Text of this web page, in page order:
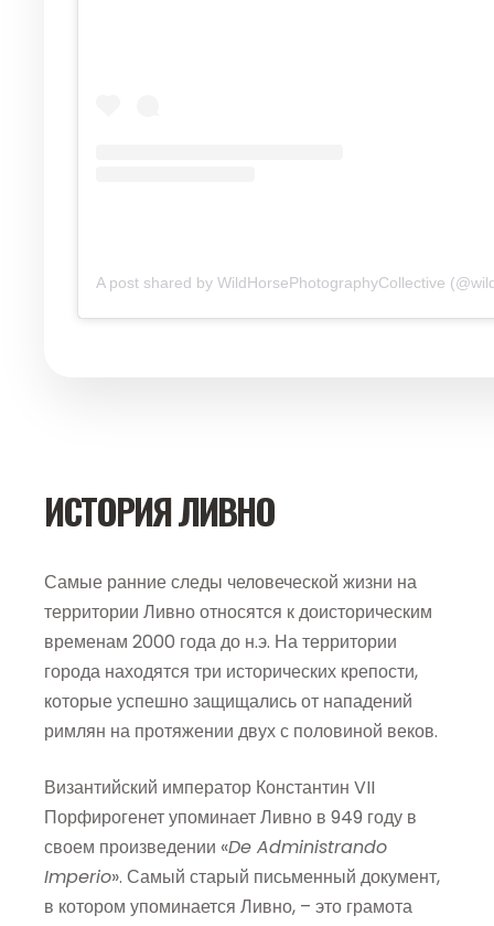
ИСТОРИЯ ЛИВНО
Самые ранние следы человеческой жизни на
территории Ливно относятся к доисторическим
временам 2000 года до н.э. На территории
города находятся три исторических крепости,
которые успешно защищались от нападений
римлян на протяжении двух с половиной веков.
Византийский император Константин VII
Порфирогенет упоминает Ливно в 949 году в
своем произведении «De Administrando
Imperio». Самый старый письменный документ,
в котором упоминается Ливно, – это грамота